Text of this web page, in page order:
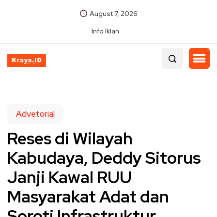
August 7, 2026
Info Iklan
Advetorial
Reses di Wilayah
Kabudaya, Deddy Sitorus
Janji Kawal RUU
Masyarakat Adat dan